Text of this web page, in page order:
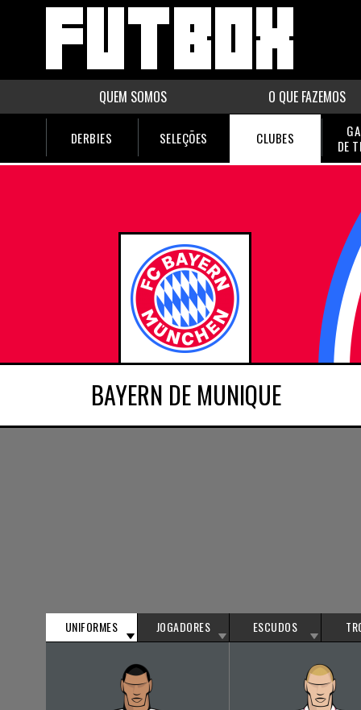
QUEM SOMOS O QUE FAZEMOS
DERBIES SELEÇÕES CLUBES
DE
BAYERN DE MUNIQUE
UNIFORMES JOGADORES ESCUDOS